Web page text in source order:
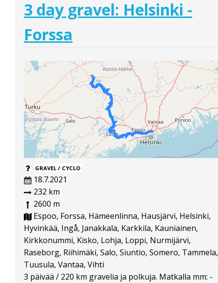
3 day gravel: Helsinki -
Forssa
GRAVEL / CYCLO
18.7.2021
232 km
2600 m
Espoo, Forssa, Hämeenlinna, Hausjärvi, Helsinki,
Hyvinkää, Ingå, Janakkala, Karkkila, Kauniainen,
Kirkkonummi, Kisko, Lohja, Loppi, Nurmijärvi,
Raseborg, Riihimäki, Salo, Siuntio, Somero, Tammela,
Tuusula, Vantaa, Vihti
3 päivää / 220 km gravelia ja polkuja. Matkalla mm: -